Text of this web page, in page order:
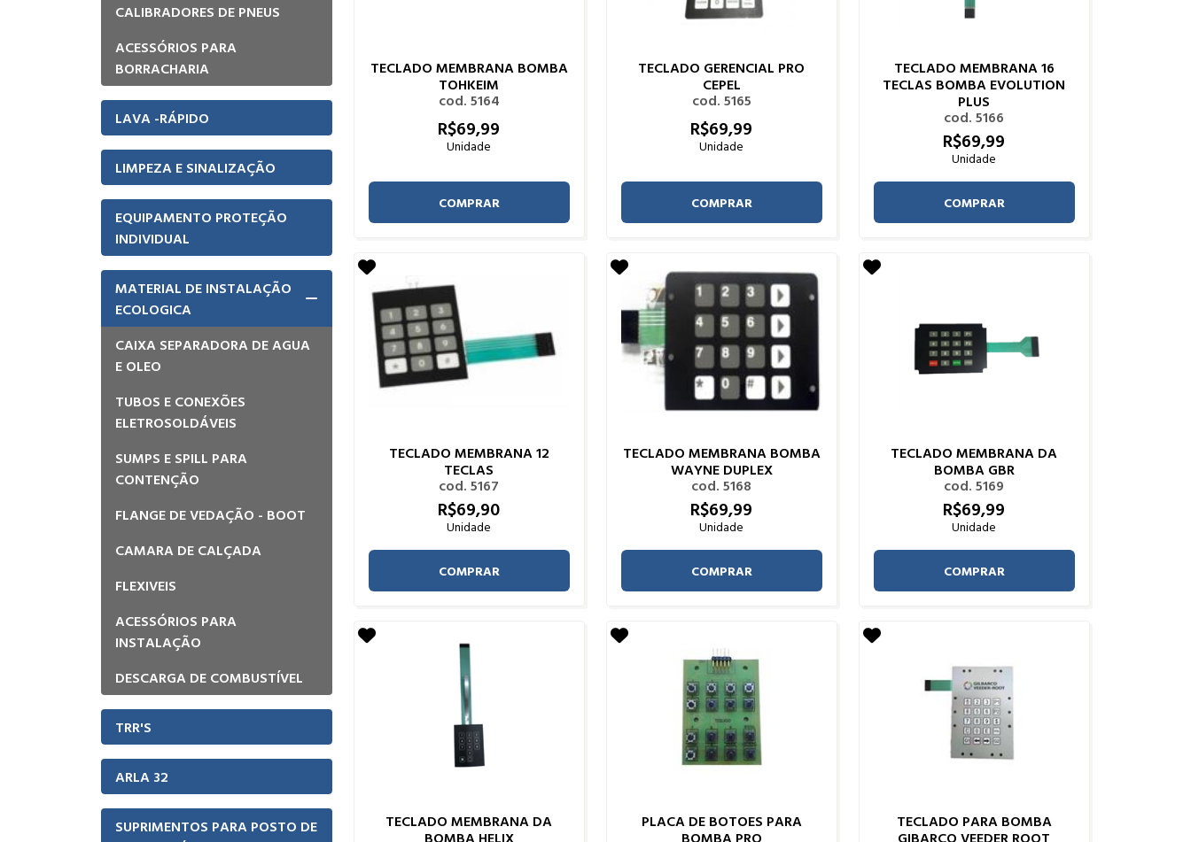
CALIBRADORES DE PNEUS
ACESSÓRIOS PARA
BORRACHARIA
LAVA -RÁPIDO
LIMPEZA E SINALIZAÇÃO
EQUIPAMENTO PROTEÇÃO
INDIVIDUAL
MATERIAL DE INSTALAÇÃO
ECOLOGICA
CAIXA SEPARADORA DE AGUA
E OLEO
TUBOS E CONEXÕES
ELETROSOLDÁVEIS
SUMPS E SPILL PARA
CONTENÇÃO
FLANGE DE VEDAÇÃO - BOOT
CAMARA DE CALÇADA
FLEXIVEIS
ACESSÓRIOS PARA
INSTALAÇÃO
DESCARGA DE COMBUSTÍVEL
TRR'S
ARLA 32
SUPRIMENTOS PARA POSTO DE
TECLADO MEMBRANA BOMBA
TOHKEIM
cod. 5164
R$69,99
Unidade
COMPRAR
TECLADO GERENCIAL PRO
CEPEL
cod. 5165
R$69,99
Unidade
COMPRAR
TECLADO MEMBRANA 16
TECLAS BOMBA EVOLUTION
PLUS
cod. 5166
R$69,99
Unidade
COMPRAR
TECLADO MEMBRANA 12
TECLAS
cod. 5167
R$69,90
Unidade
COMPRAR
TECLADO MEMBRANA BOMBA
WAYNE DUPLEX
cod. 5168
R$69,99
Unidade
COMPRAR
TECLADO MEMBRANA DA
BOMBA GBR
cod. 5169
R$69,99
Unidade
COMPRAR
TECLADO MEMBRANA DA
BOMBA HELIX
PLACA DE BOTOES PARA
BOMBA PRO
TECLADO PARA BOMBA
GIBARCO VEEDER ROOT